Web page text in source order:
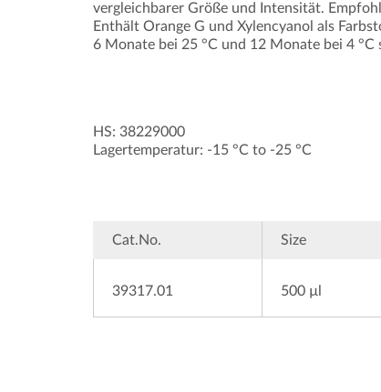
vergleichbarer Größe und Intensität.
Enthält Orange G und Xylencyanol als
6 Monate bei 25 °C und 12 Monate bei 4 °C
HS: 38229000
Lagertemperatur: -15 °C to -25 °C
Cat.No. Size
39317.01 500 µl